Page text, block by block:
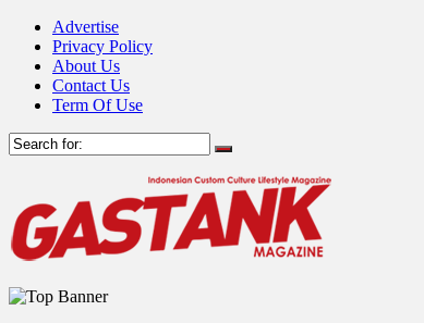
Advertise
Privacy Policy
About Us
Contact Us
Term Of Use